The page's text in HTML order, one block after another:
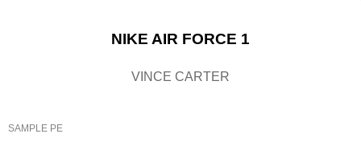
NIKE AIR FORCE 1
VINCE CARTER
SAMPLE PE